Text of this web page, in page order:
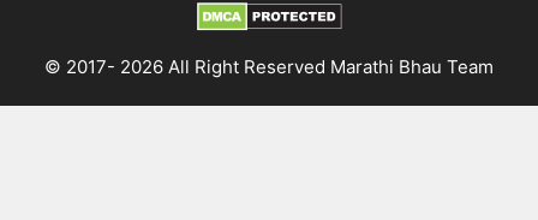
© 2017- 2026 All Right Reserved Marathi Bhau Team